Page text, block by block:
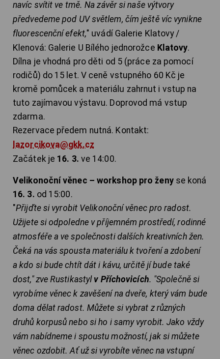
navíc svítit ve tmě. Na závěr si naše výtvory
předvedeme pod UV světlem, čím ještě víc vynikne
fluorescenční efekt," uvádí Galerie Klatovy /
Klenová: Galerie U Bílého jednorožce Klatovy.
Dílna je vhodná pro děti od 5 (práce za pomocí
rodičů) do 15 let. V ceně vstupného 60 Kč je
kromě pomůcek a materiálu zahrnut i vstup na
tuto zajímavou výstavu. Doprovod má vstup
zdarma.
Rezervace předem nutná. Kontakt:
lazorcikova@gkk.cz
Začátek je 16. 3. ve 14:00.
Velikonoční věnec – workshop pro ženyse koná
16. 3. od 15:00.
"Přijďte si vyrobit Velikonoční věnec pro radost.
Užijete si odpoledne v příjemném prostředí, rodinné
atmosféře a ve společnosti dalších kreativních žen.
Čeká na vás spousta materiálu k tvoření a zdobení
a kdo si bude chtít dát i kávu, určitě jí bude také
dost," zve Rustikastyl v Příchovicích. "Společně si
vyrobíme věnec k zavěšení na dveře, který vám bude
doma dělat radost. Můžete si vybrat z různých
druhů korpusů nebo si ho i samy vyrobit. Jako vždy
vám nabídneme i spoustu možností, jak si můžete
věnec ozdobit. Ať už si vyrobíte věnec na vstupní